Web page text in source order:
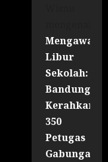
Mengawal
Libur
Sekolah:
Bandung
Kerahkan
350
Petugas
Gabungan